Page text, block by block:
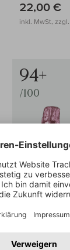
Warenkorb
22,00 €
inkl. MwSt, zzgl.
94+
/100